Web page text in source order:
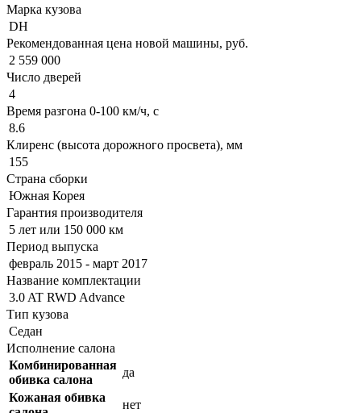
Марка кузова
DH
Рекомендованная цена новой машины, руб.
2 559 000
Число дверей
4
Время разгона 0-100 км/ч, с
8.6
Клиренс (высота дорожного просвета), мм
155
Страна сборки
Южная Корея
Гарантия производителя
5 лет или 150 000 км
Период выпуска
февраль 2015 - март 2017
Название комплектации
3.0 AT RWD Advance
Тип кузова
Седан
Исполнение салона
Комбинированная
обивка салона
да
Кожаная обивка
нет